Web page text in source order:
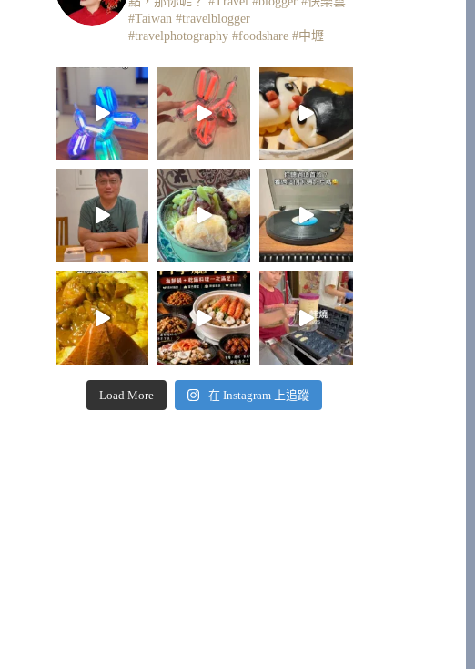
#Taiwan #travelblogger
#travelphotography #foodshare #中壢
Load More 在 Instagram 上追蹤